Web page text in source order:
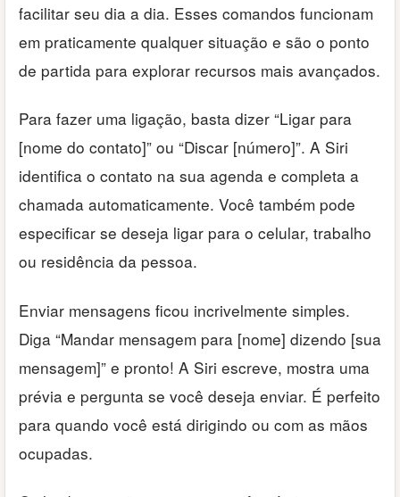
facilitar seu dia a dia. Esses comandos funcionam
em praticamente qualquer situação e são o ponto
de partida para explorar recursos mais avançados.
Para fazer uma ligação, basta dizer “Ligar para
[nome do contato]” ou “Discar [número]”. A Siri
identifica o contato na sua agenda e completa a
chamada automaticamente. Você também pode
especificar se deseja ligar para o celular, trabalho
ou residência da pessoa.
Enviar mensagens ficou incrivelmente simples.
Diga “Mandar mensagem para [nome] dizendo [sua
mensagem]” e pronto! A Siri escreve, mostra uma
prévia e pergunta se você deseja enviar. É perfeito
para quando você está dirigindo ou com as mãos
ocupadas.